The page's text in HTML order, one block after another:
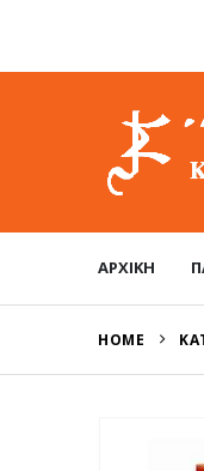
ΑΡΧΙΚΉ
HOME